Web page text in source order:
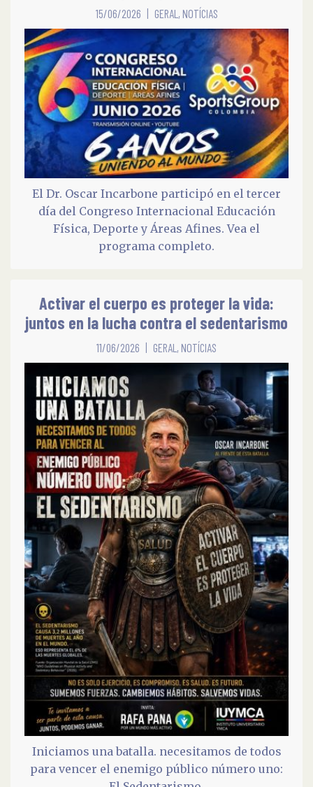
15/06/2026 GERAL , NOTÍCIAS
El Dr. Oscar Incarbone participó en el tercer
día del Congreso Internacional Educación
Física, Deporte y Áreas Afines. Vea el
programa completo.
Activar el cuerpo es proteger la vida:
juntos en la lucha contra el sedentarismo
11/06/2026 GERAL , NOTÍCIAS
Iniciamos una batalla. necesitamos de todos
para vencer el enemigo público número uno: